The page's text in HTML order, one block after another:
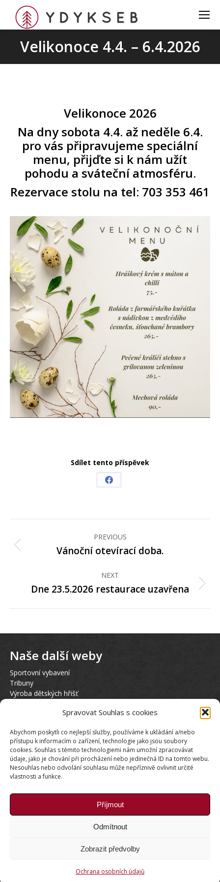
Spravovat Souhlas s cookies
Abychom poskytli co nejlepší služby, používáme k ukládání a/nebo
přístupu k informacím o zařízení, technologie jako jsou soubory
cookies. Souhlas s těmito technologiemi nám umožní zpracovávat
údaje, jako je chování při procházení nebo jedinečná ID na tomto webu.
Nesouhlas nebo odvolání souhlasu může nepříznivě ovlivnit určité
vlastnosti a funkce.
Příjmout
Odmítnout
Zobrazit předvolby
Ochrana osobních údajů
Velikonoce 4.4. – 6.4.2026
Velikonoce 2026
Na dny sobota 4.4. až neděle 6.4.
pro vás připravujeme speciální
menu, přijďte si k nám užít
pohodu a sváteční atmosféru.
Rezervace stolu na tel: 703 353 461
Sdílet tento příspěvek
Share
Facebook
Post
navigation
PREVIOUS
Previous
Vánoční otevírací doba.
NEXT
Next
Dne 23.5.2026 restaurace uzavřena
Naše další weby
Sportovní vybavení
Tribuny
Výroba dětských hřišť
Půjčovna elektrokol KTM
Sociální sítě
Naši Partneři
stránekaSEO